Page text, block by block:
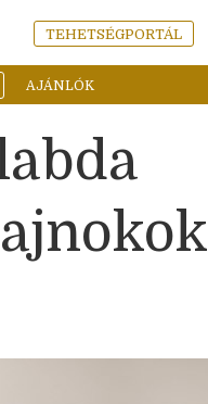
TEHETSÉGPORTÁL
AJÁNLÓK